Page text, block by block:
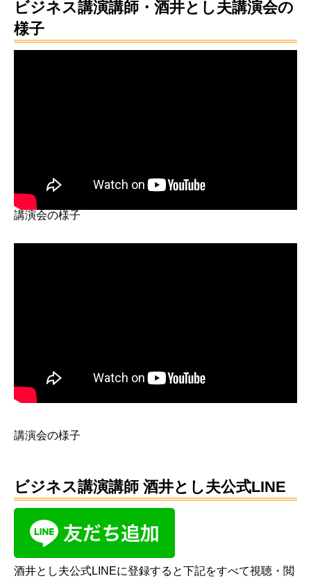
ビジネス講演講師・酒井とし夫講演会の
様子
講演会の様子
講演会の様子
ビジネス講演講師 酒井とし夫公式LINE
酒井とし夫公式LINEに登録すると下記をすべて視聴・閲